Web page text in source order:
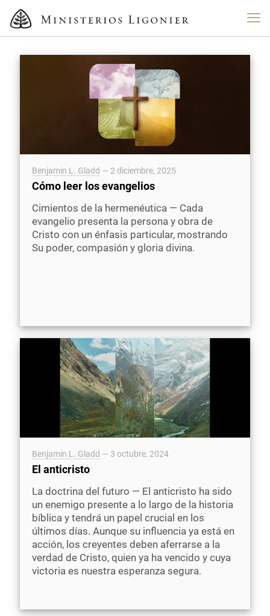
Benjamin L. Gladd — 2 diciembre, 2025
Cómo leer los evangelios
Cimientos de la hermenéutica — Cada
evangelio presenta la persona y obra de
Cristo con un énfasis particular, mostrando
Su poder, compasión y gloria divina.
Benjamin L. Gladd — 3 octubre, 2024
El anticristo
La doctrina del futuro — El anticristo ha sido
un enemigo presente a lo largo de la historia
bíblica y tendrá un papel crucial en los
últimos días. Aunque su influencia ya está en
acción, los creyentes deben aferrarse a la
verdad de Cristo, quien ya ha vencido y cuya
victoria es nuestra esperanza segura.